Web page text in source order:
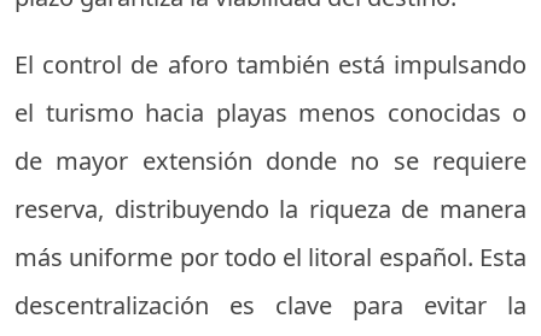
El control de aforo también está impulsando
el turismo hacia playas menos conocidas o
de mayor extensión donde no se requiere
reserva, distribuyendo la riqueza de manera
más uniforme por todo el litoral español. Esta
descentralización es clave para evitar la